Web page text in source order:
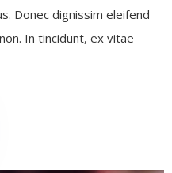
Donec dignissim eleifend
In tincidunt, ex vitae